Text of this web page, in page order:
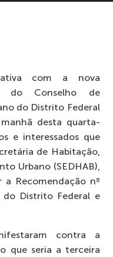
com a nova
do Conselho de
do Distrito Federal
desta quarta-
e interessados que
de Habitação,
Urbano (SEDHAB),
Recomendação nº
do Distrito Federal e
contra a
que seria a terceira